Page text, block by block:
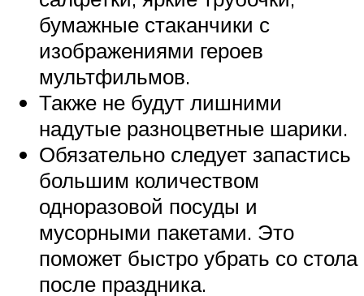
бумажные стаканчики с
изображениями героев
мультфильмов.
Также не будут лишними
надутые разноцветные шарики.
Обязательно следует запастись
большим количеством
одноразовой посуды и
мусорными пакетами. Это
поможет быстро убрать со стола
после праздника.